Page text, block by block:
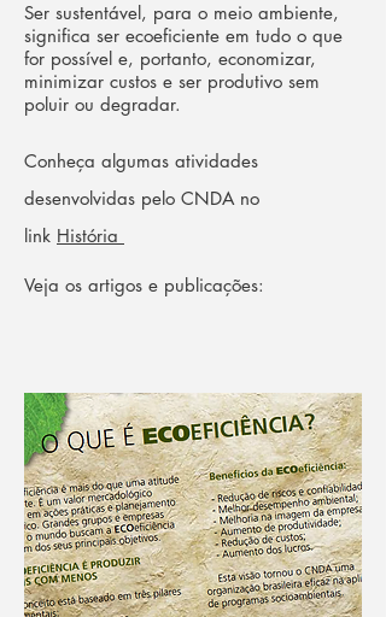
Ser sustentável, para o meio ambiente,
significa ser ecoeficiente em tudo o que
for possível e, portanto, economizar,
minimizar custos e ser produtivo sem
poluir ou degradar.
Conheça algumas atividades
desenvolvidas pelo CNDA no
link História
Veja os artigos e publicações: